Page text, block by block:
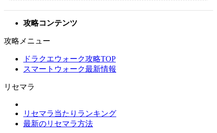
攻略コンテンツ
攻略メニュー
ドラクエウォーク攻略TOP
スマートウォーク最新情報
リセマラ
リセマラ当たりランキング
最新のリセマラ方法